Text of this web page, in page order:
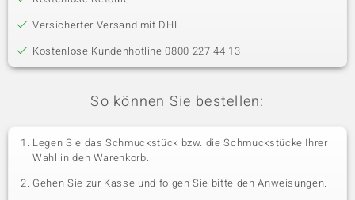
Versicherter Versand mit DHL
Kostenlose Kundenhotline 0800 227 44 13
So können Sie bestellen:
Legen Sie das Schmuckstück bzw. die Schmuckstücke Ihrer
Wahl in den Warenkorb.
Gehen Sie zur Kasse und folgen Sie bitte den Anweisungen.